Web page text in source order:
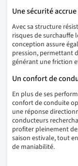
Une sécurité
Avec sa structure
risques de surchauffe
conception assure
pression, permettant
générant une friction
Un confort de
En plus de ses
confort de conduite
une réponse
conducteurs
profiter pleinement
saison estivale, tout
de maniabilité.